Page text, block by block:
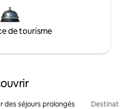
de tourisme
des séjours prolongés